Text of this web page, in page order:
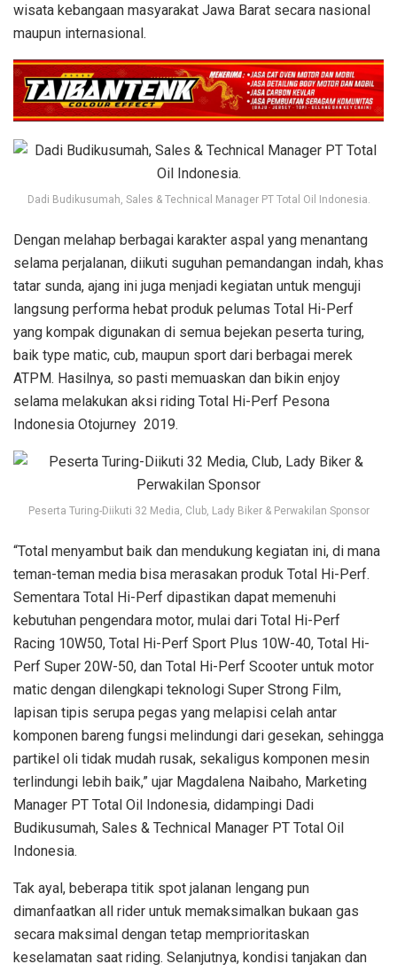
wisata kebangaan masyarakat Jawa Barat secara nasional
maupun internasional.
Dadi Budikusumah, Sales & Technical Manager PT Total Oil Indonesia.
Dengan melahap berbagai karakter aspal yang menantang
selama perjalanan, diikuti suguhan pemandangan indah, khas
tatar sunda, ajang ini juga menjadi kegiatan untuk menguji
langsung performa hebat produk pelumas Total Hi-Perf
yang kompak digunakan di semua bejekan peserta turing,
baik type matic, cub, maupun sport dari berbagai merek
ATPM. Hasilnya, so pasti memuaskan dan bikin enjoy
selama melakukan aksi riding Total Hi-Perf Pesona
Indonesia Otojurney 2019.
Peserta Turing-Diikuti 32 Media, Club, Lady Biker & Perwakilan Sponsor
“Total menyambut baik dan mendukung kegiatan ini, di mana
teman-teman media bisa merasakan produk Total Hi-Perf.
Sementara Total Hi-Perf dipastikan dapat memenuhi
kebutuhan pengendara motor, mulai dari Total Hi-Perf
Racing 10W50, Total Hi-Perf Sport Plus 10W-40, Total Hi-
Perf Super 20W-50, dan Total Hi-Perf Scooter untuk motor
matic dengan dilengkapi teknologi Super Strong Film,
lapisan tipis serupa pegas yang melapisi celah antar
komponen bareng fungsi melindungi dari gesekan, sehingga
partikel oli tidak mudah rusak, sekaligus komponen mesin
terlindungi lebih baik,” ujar Magdalena Naibaho, Marketing
Manager PT Total Oil Indonesia, didampingi Dadi
Budikusumah, Sales & Technical Manager PT Total Oil
Indonesia.
Tak ayal, beberapa titik spot jalanan lengang pun
dimanfaatkan all rider untuk memaksimalkan bukaan gas
secara maksimal dengan tetap memprioritaskan
keselamatan saat riding. Selanjutnya, kondisi tanjakan dan